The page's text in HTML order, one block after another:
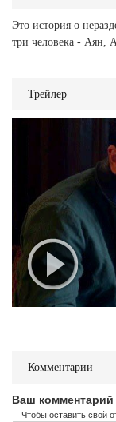
Это история о
три человека - Аян,
Трейлер
Комментарии
Ваш комментарий
Чтобы оставить свой